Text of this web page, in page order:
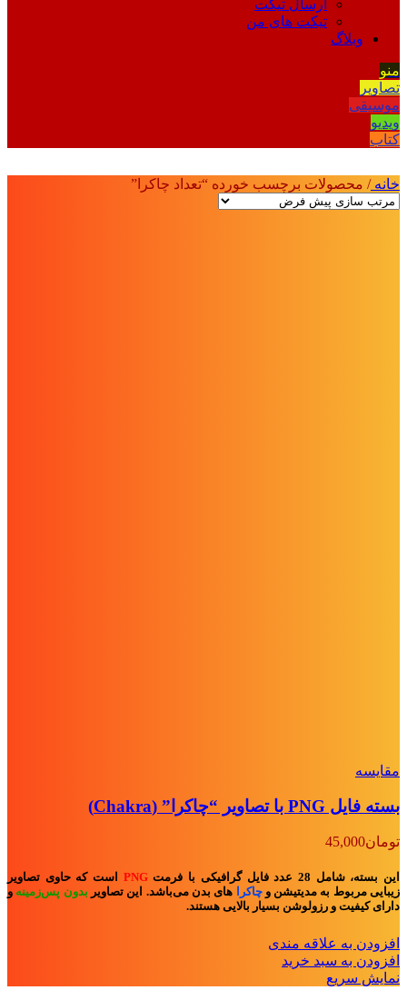
ارسال تیکت
تیکت های من
وبلاگ
منو
تصاویر
موسیقی
ویدیو
کتاب
خانه/ محصولات برچسب خورده “تعداد چاکرا”
مقايسه
بسته فایل PNG با تصاویر “چاکرا” (Chakra)
تومان45,000
این بسته، شامل 28 عدد فایل گرافیکی با فرمت PNG
است که حاوی تصاویر
زیبایی مربوط به مدیتیشن و چاکرا های بدنمی‌باشد. این تصاویر بدون پس‌زمینه و
دارای کیفیت و رزولوشن بسیار بالایی هستند.
افزودن به علاقه مندی
افزودن به سبد خرید
نمایش سریع